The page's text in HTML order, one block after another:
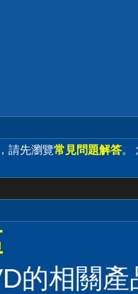
請先瀏覽常見問題解答。
的相關